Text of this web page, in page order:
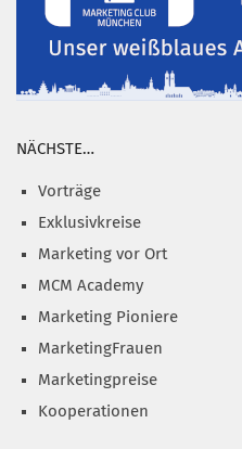
NÄCHSTE…
Vorträge
Exklusivkreise
Marketing vor Ort
MCM Academy
Marketing Pioniere
MarketingFrauen
Marketingpreise
Kooperationen